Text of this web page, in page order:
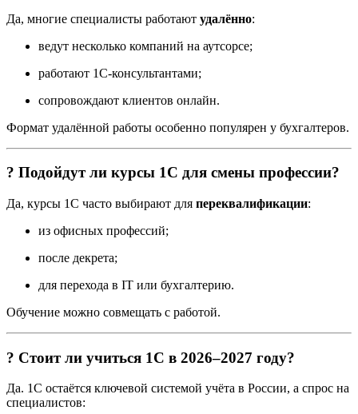
Да, многие специалисты работают удалённо:
ведут несколько компаний на аутсорсе;
работают 1С-консультантами;
сопровождают клиентов онлайн.
Формат удалённой работы особенно популярен у бухгалтеров.
? Подойдут ли курсы 1С для смены профессии?
Да, курсы 1С часто выбирают для переквалификации:
из офисных профессий;
после декрета;
для перехода в IT или бухгалтерию.
Обучение можно совмещать с работой.
? Стоит ли учиться 1С в 2026–2027 году?
Да. 1С остаётся ключевой системой учёта в России, а спрос на
специалистов: